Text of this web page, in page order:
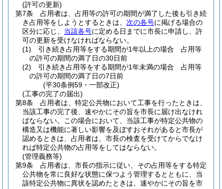
(許可の更新)
第7条
占用者は、占用等の許可の期間が満了した後も引き続
き占用等をしようとするときは、 次の各号に掲げる場合の
区分に応じ、 当該各号に定める日までに市長に申請し、許
可の更新を受けなければならない。
(1)
引き続き占用等をする期間が1年以上の場合 占用等
の許可の期間の満了日の30日前
(2)
引き続き占用等をする期間が1年未満の場合 占用等
の許可の期間の満了日の7日前
(平30条例59・一部改正)
(工事の完了の届出)
第8条
占用者は、特定公共物において工事を行ったときは、
当該工事の完了後、速やかにその旨を市長に届け出なけれ
ばならない。
この場合において、当該工事が特定公共物の
構造又は機能に著しい影響を及ぼすおそれがあると市長が
認めるときは、占用者は、市長の検査を受けてからでなけ
れば特定公共物の占用等をしてはならない。
(管理義務等)
第9条
占用者は、市長の指示に従い、その占用等をする特定
公共物を常に良好な状態に保つよう管理するとともに、当
該特定公共物に異状を認めたときは、速やかにその旨を市